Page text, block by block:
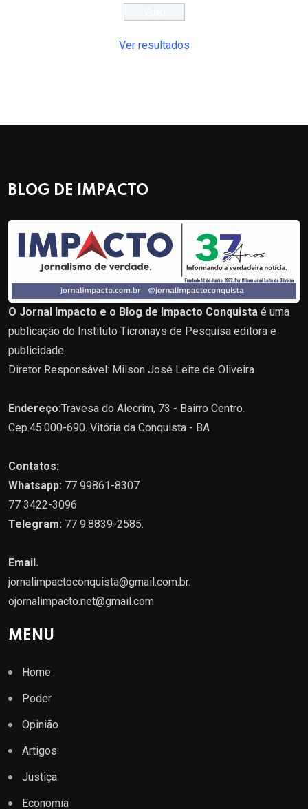
Ver resultados
BLOG DE IMPACTO
O Jornal Impacto e o Blog de Impacto Conquista é uma
publicação do Instituto Ticronays de Pesquisa editora e
publicidade.
Diretor Responsável: Milson José Leite de Oliveira
Endereço:Travesa do Alecrim, 73 - Bairro Centro.
Cep.45.000-690. Vitória da Conquista - BA
Contatos:
Whatsapp: 77 99861-8307
77 3422-3096
Telegram: 77 9.8839-2585.
Email.
jornalimpactoconquista@gmail.com.br.
ojornalimpacto.net@gmail.com
MENU
Home
Poder
Opinião
Artigos
Justiça
Economia